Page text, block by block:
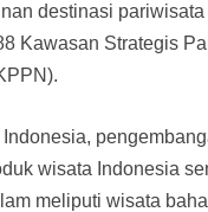
destinasi
Kawasan Strategis
wisata Indonesia
meliputi wisata